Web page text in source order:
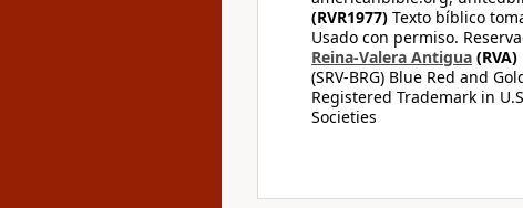
(RVR1977) Texto bíblico
Usado con permiso.
Reina-Valera Antigua (RVA)
(SRV-BRG) Blue Red and
Registered Trademark in
Societies